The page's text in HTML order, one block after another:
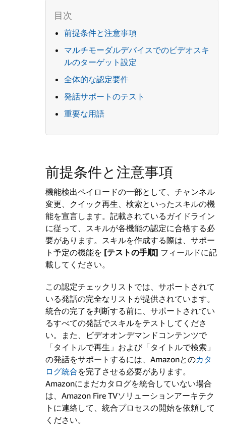
前提条件と注意事項
マルチモーダルデバイスでのビデオスキ
ルのターゲット設定
全体的な認定要件
発話サポートのテスト
重要な用語
前提条件と注意事項
機能検出ペイロードの一部として、チャンネル
変更、クイック再生、検索といったスキルの機
能を宣言します。記載されているガイドライン
に従って、スキルが各機能の認定に合格する必
要があります。スキルを作成する際は、サポー
ト予定の機能を [テストの手順] フィールドに記
載してください。
この認定チェックリストでは、サポートされて
いる発話の完全なリストが提供されています。
統合の完了を判断する前に、サポートされてい
るすべての発話でスキルをテストしてくださ
い。また、ビデオオンデマンドコンテンツで
「タイトルで再生」および「タイトルで検索」
の発話をサポートするには、Amazonとのカタ
ログ統合を完了させる必要があります。
Amazonにまだカタログを統合していない場合
は、Amazon Fire TVソリューションアーキテク
トに連絡して、統合プロセスの開始を依頼して
ください。